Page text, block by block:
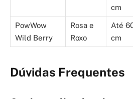
cm
PowWow
Wild Berry
Rosa e
Roxo
Até
cm
Dúvidas Frequentes